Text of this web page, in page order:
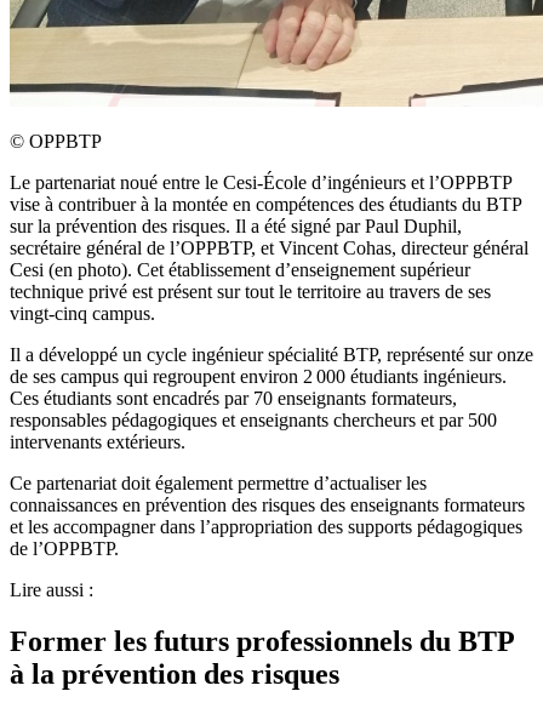
© OPPBTP
Le partenariat noué entre le Cesi-École d’ingénieurs et l’OPPBTP
vise à contribuer à la montée en compétences des étudiants du BTP
sur la prévention des risques. Il a été signé par Paul Duphil,
secrétaire général de l’OPPBTP, et Vincent Cohas, directeur général
Cesi (en photo). Cet établissement d’enseignement supérieur
technique privé est présent sur tout le territoire au travers de ses
vingt-cinq campus.
Il a développé un cycle ingénieur spécialité BTP, représenté sur onze
de ses campus qui regroupent environ 2 000 étudiants ingénieurs.
Ces étudiants sont encadrés par 70 enseignants formateurs,
responsables pédagogiques et enseignants chercheurs et par 500
intervenants extérieurs.
Ce partenariat doit également permettre d’actualiser les
connaissances en prévention des risques des enseignants formateurs
et les accompagner dans l’appropriation des supports pédagogiques
de l’OPPBTP.
Lire aussi :
Former les futurs professionnels du BTP
à la prévention des risques